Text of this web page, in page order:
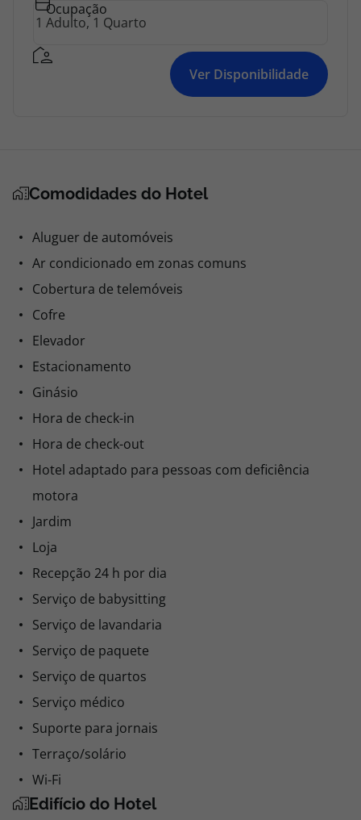
Ocupação
Ver Disponibilidade
Comodidades do Hotel
Aluguer de automóveis
Ar condicionado em zonas comuns
Cobertura de telemóveis
Cofre
Elevador
Estacionamento
Ginásio
Hora de check-in
Hora de check-out
Hotel adaptado para pessoas com deficiência
motora
Jardim
Loja
Recepção 24 h por dia
Serviço de babysitting
Serviço de lavandaria
Serviço de paquete
Serviço de quartos
Serviço médico
Suporte para jornais
Terraço/solário
Wi-Fi
Edifício do Hotel